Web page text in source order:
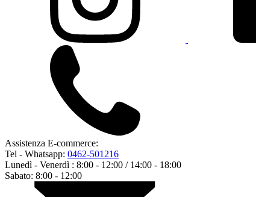
Assistenza E-commerce:
Tel - Whatsapp: 0462-501216
Lunedì - Venerdì : 8:00 - 12:00 / 14:00 - 18:00
Sabato: 8:00 - 12:00